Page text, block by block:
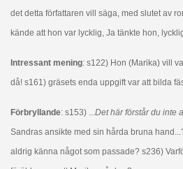
det detta författaren vill säga, med slutet av
kände att hon var lycklig, Ja tänkte hon,
Intressant mening: s122) Hon (Marika) vill
då! s161) gräsets enda uppgift var att bilda
Förbryllande: s153) ...Det här förstår du inte
Sandras ansikte med sin hårda bruna
aldrig känna något som passade? s236)